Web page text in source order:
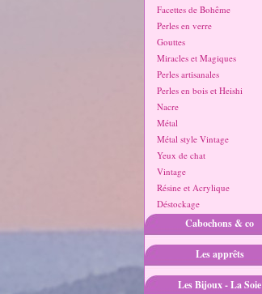
Facettes de Bohême
Perles en verre
Gouttes
Miracles et Magiques
Perles artisanales
Perles en bois et Heishi
Nacre
Métal
Métal style Vintage
Yeux de chat
Vintage
Résine et Acrylique
Déstockage
Cabochons & co
Les apprêts
Les Bijoux - La Soie